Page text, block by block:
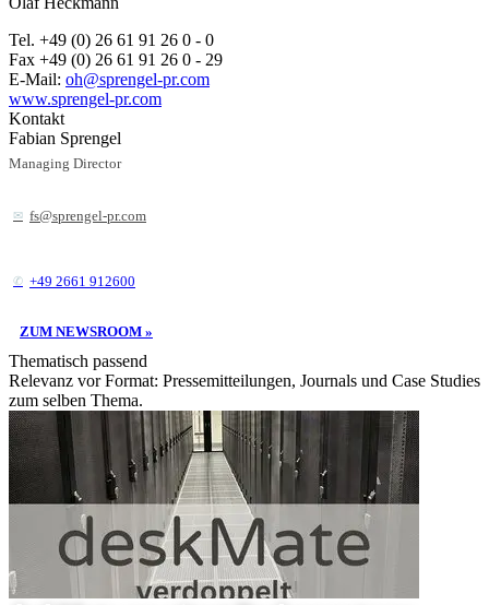
Tel. +49 (0) 26 61 91 26 0 - 0
Fax +49 (0) 26 61 91 26 0 - 29
E-Mail: oh@sprengel-pr.com
www.sprengel-pr.com
Kontakt
Fabian Sprengel
Managing Director
fs@sprengel-pr.com
+49 2661 912600
ZUM NEWSROOM »
Thematisch passend
Relevanz vor Format: Pressemitteilungen, Journals und Case Studies
zum selben Thema.